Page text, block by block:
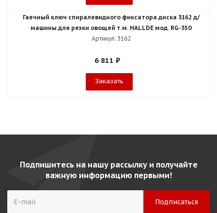
Гаечный ключ спиралевидного фиксатора диска 3162 д/
машины для резки овощей т.м. HALLDE мод. RG-350
Артикул: 3162
6 811 ₽
Заказать
Подпишитесь на нашу рассылку и получайте
важную информацию первыми!